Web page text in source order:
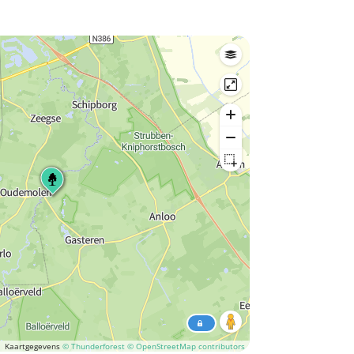
Kaartgegevens © Thunderforest © OpenStreetMap contributors